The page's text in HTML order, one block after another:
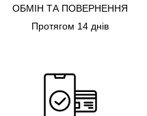
ОБМІН ТА ПОВЕРНЕННЯ
Протягом 14 днів